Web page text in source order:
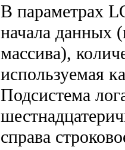
В параметрах
начала данных
массива),
используемая
Подсистема
справа